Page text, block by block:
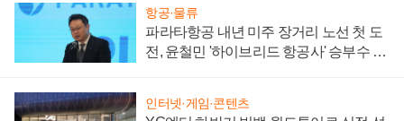
항공·물류
파라타항공 내년 미주 장거리 노선 첫 도
전, 윤철민 '하이브리드 항공사' 승부수 통
인터넷·게임·콘텐츠